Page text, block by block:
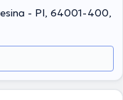
- PI, 64001-400,